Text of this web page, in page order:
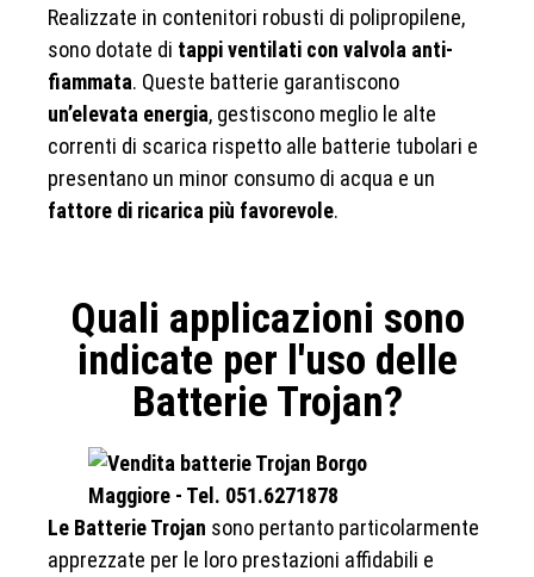
Realizzate in contenitori robusti di polipropilene,
sono dotate di tappi ventilati con valvola anti-
fiammata. Queste batterie garantiscono
un’elevata energia, gestiscono meglio le alte
correnti di scarica rispetto alle batterie tubolari e
presentano un minor consumo di acqua e un
fattore di ricarica più favorevole.
Quali applicazioni sono
indicate per l'uso delle
Batterie Trojan?
Le Batterie Trojan sono pertanto particolarmente
apprezzate per le loro prestazioni affidabili e